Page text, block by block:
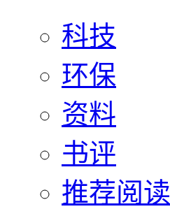
科技
环保
资料
书评
推荐阅读